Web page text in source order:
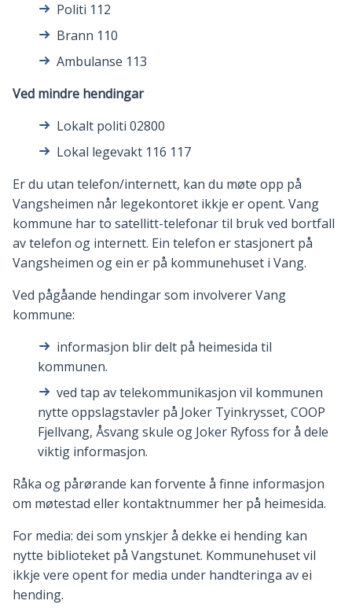
Politi 112
Brann 110
Ambulanse 113
Ved mindre hendingar
Lokalt politi 02800
Lokal legevakt 116 117
Er du utan telefon/internett, kan du møte opp på
Vangsheimen når legekontoret ikkje er opent. Vang
kommune har to satellitt-telefonar til bruk ved bortfall
av telefon og internett. Ein telefon er stasjonert på
Vangsheimen og ein er på kommunehuset i Vang.
Ved pågåande hendingar som involverer Vang
kommune:
informasjon blir delt på heimesida til
kommunen.
ved tap av telekommunikasjon vil kommunen
nytte oppslagstavler på Joker Tyinkrysset, COOP
Fjellvang, Åsvang skule og Joker Ryfoss for å dele
viktig informasjon.
Råka og pårørande kan forvente å finne informasjon
om møtestad eller kontaktnummer her på heimesida.
For media: dei som ynskjer å dekke ei hending kan
nytte biblioteket på Vangstunet. Kommunehuset vil
ikkje vere opent for media under handteringa av ei
hending.